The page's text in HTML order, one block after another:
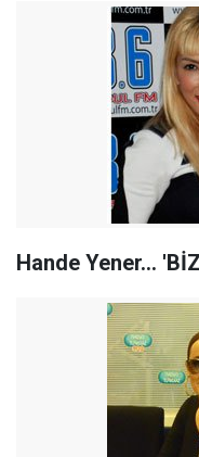
Hande Yener...